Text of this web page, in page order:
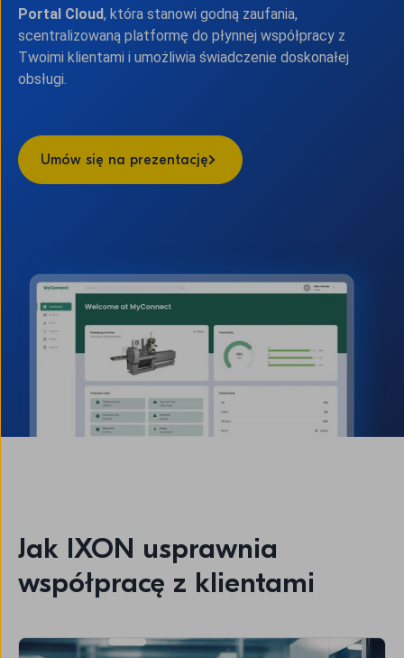
Portal Cloud, która stanowi godną zaufania,
scentralizowaną platformę do płynnej współpracy z
Twoimi klientami i umożliwia świadczenie doskonałej
obsługi.
Umów się na prezentację
Jak IXON usprawnia
współpracę z klientami